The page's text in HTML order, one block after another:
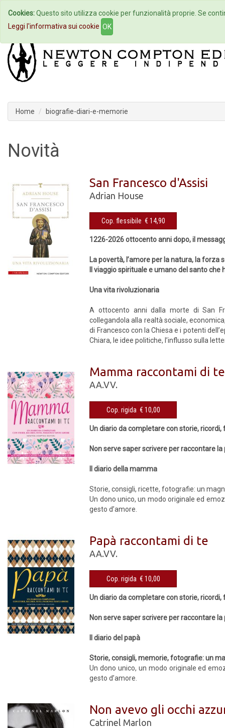
Home Autori Eventi
Home biografie-diari-e-memorie
Novità
San Francesco d'Assisi
Adrian House
Cop. flessibile € 14,90
1226-2026 ottocento anni dopo, il
La povertà, l’amore per la natura, la forza
Il viaggio spirituale e umano del santo
Una vita rivoluzionaria
A ottocento anni dalla morte di San
collegandola alla realtà sociale,
di Francesco con la Chiesa e i potenti
Chiara, le idee politiche, l’influsso sulla
Mamma raccontami di te
AA.VV.
Cop. rigida € 10,00
Un diario da completare con storie,
Non serve saper scrivere per raccontare
Il diario della mamma
Storie, consigli, ricette, fotografie: un
Un dono unico, un modo originale ed
gesto d’amore.
Papà raccontami di te
AA.VV.
Cop. rigida € 10,00
Un diario da completare con storie,
Non serve saper scrivere per raccontare
Il diario del papà
Storie, consigli, memorie, fotografie: un
Un dono unico, un modo originale ed
gesto d’amore.
Non avevo gli occhi
Catrinel Marlon
Cookies:Questo sito utilizza cookie per funzionalità proprie. Se
Leggi l'informativa sui cookie OK